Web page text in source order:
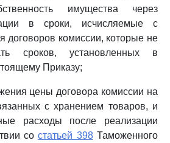
имущества через
в сроки, исчисляемые с
договоров комиссии, которые не
сроков, установленных в
Приказу;
цены договора комиссии на
с хранением товаров, и
расходы после реализации
состатьей 398Таможенного